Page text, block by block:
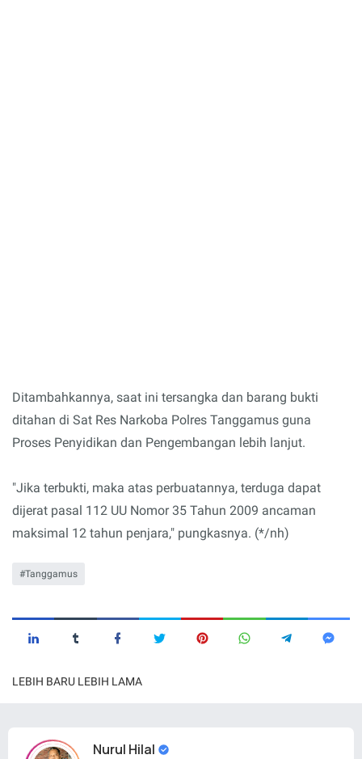
Ditambahkannya, saat ini tersangka dan barang bukti
ditahan di Sat Res Narkoba Polres Tanggamus guna
Proses Penyidikan dan Pengembangan lebih lanjut.
"Jika terbukti, maka atas perbuatannya, terduga dapat
dijerat pasal 112 UU Nomor 35 Tahun 2009 ancaman
maksimal 12 tahun penjara," pungkasnya. (*/nh)
Tanggamus
LEBIH BARU LEBIH LAMA
Nurul Hilal